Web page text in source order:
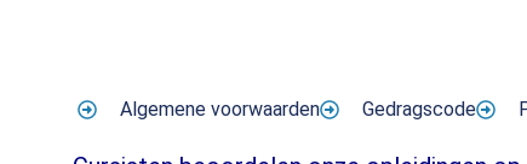
Algemene voorwaarden Gedragscode